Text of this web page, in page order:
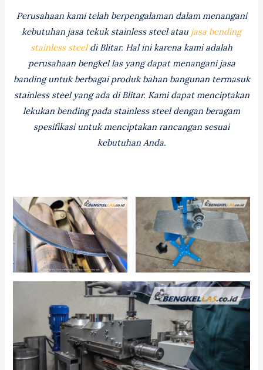
Perusahaan kami telah berpengalaman dalam menangani
kebutuhan jasa tekuk stainless steel atau jasa bending
stainless steeldi Blitar. Hal ini karena kami adalah
perusahaan bengkel las yang dapat menangani jasa
banding untuk berbagai produk bahan bangunan termasuk
stainless steel yang ada di Blitar. Kami dapat menciptakan
lekukan bending pada stainless steel dengan beragam
spesifikasi untuk menciptakan rancangan sesuai
kebutuhan Anda.